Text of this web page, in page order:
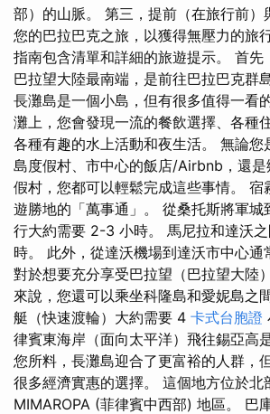
部）的山脈。 第三，提前（在旅行前）
您的巴拉巴克之旅，以獲得無壓力的旅
指南包含清單和詳細的旅遊提示。 首先
巴拉望大陸最南端，是前往巴拉巴克群
長灘島是一個小島，但有很多值得一看
灘上，您會發現一流的餐飲選擇、各種
各種有趣的水上活動和夜生活。 無論您
島度假村、市中心的飯店/Airbnb，還
假村，您都可以輕鬆完成這些事情。 宿
遊勝地的「萬事通」。 從桑托斯將軍城
行大約需要 2-3 小時。 馬尼拉和達沃
時。 此外，從達沃機場到達沃市中心通
對於想要充分享受巴拉望（巴拉望大陸
來說，您還可以乘坐科隆島和愛妮島之
艇（快速渡輪）大約需要 4 卡式台胞證
律賓東海岸（面向太平洋）飛往錫亞高
您所料，長灘島迎合了更富裕的人群，
很多經濟實惠的選擇。 這個地方位於北
MIMAROPA (菲律賓中西部) 地區。 巴